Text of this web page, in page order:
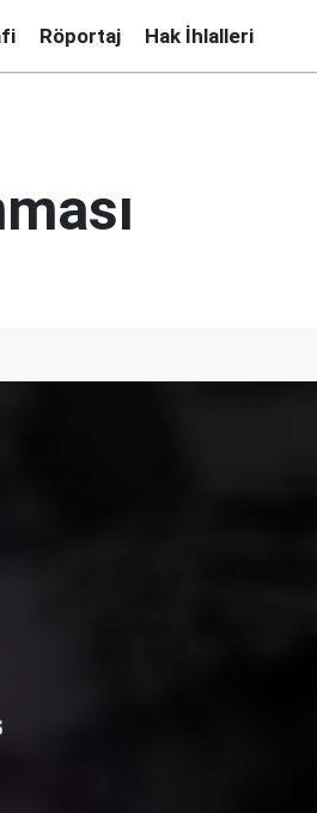
Röportaj Hak İhlalleri